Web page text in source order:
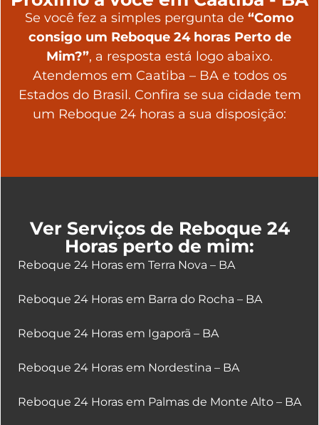
Se você fez a simples pergunta de “Como
consigo um Reboque 24 horas Perto de
Mim?”, a resposta está logo abaixo.
Atendemos em Caatiba – BA e todos os
Estados do Brasil. Confira se sua cidade tem
um Reboque 24 horas a sua disposição:
Ver Serviços de Reboque 24
Horas perto de mim:
Reboque 24 Horas em Terra Nova – BA
Reboque 24 Horas em Barra do Rocha – BA
Reboque 24 Horas em Igaporã – BA
Reboque 24 Horas em Nordestina – BA
Reboque 24 Horas em Palmas de Monte Alto – BA